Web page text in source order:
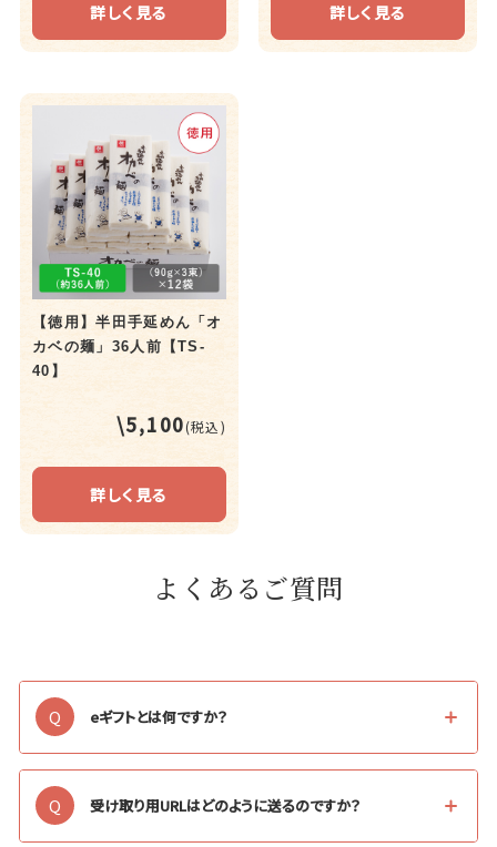
詳しく見る 詳しく見る
【徳用】半田手延めん「オ
カベの麺」36人前【TS-
40】
\5,100(税込)
詳しく見る
よくあるご質問
Q eギフトとは何ですか？
Q 受け取り用URLはどのように送るのですか？